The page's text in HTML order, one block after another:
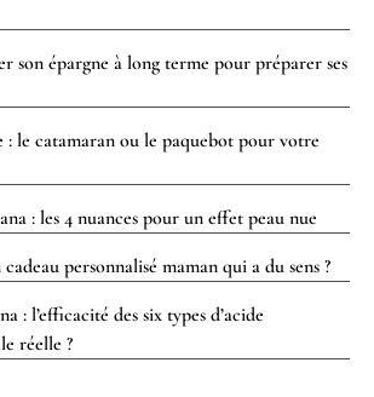
son épargne à long terme pour préparer ses
: le catamaran ou le paquebot pour votre
: les 4 nuances pour un effet peau nue
personnalisé maman qui a du sens ?
: l’efficacité des six types d’acide
réelle ?